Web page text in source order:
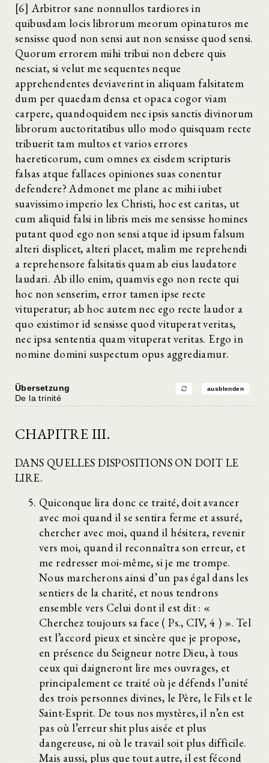
[6] Arbitror sane nonnullos tardiores in
quibusdam locis librorum meorum opinaturos me
sensisse quod non sensi aut non sensisse quod sensi.
Quorum errorem mihi tribui non debere quis
nesciat, si velut me sequentes neque
apprehendentes deviaverint in aliquam falsitatem
dum per quaedam densa et opaca cogor viam
carpere, quandoquidem nec ipsis sanctis divinorum
librorum auctoritatibus ullo modo quisquam recte
tribuerit tam multos et varios errores
haereticorum, cum omnes ex eisdem scripturis
falsas atque fallaces opiniones suas conentur
defendere? Admonet me plane ac mihi iubet
suavissimo imperio lex Christi, hoc est caritas, ut
cum aliquid falsi in libris meis me sensisse homines
putant quod ego non sensi atque id ipsum falsum
alteri displicet, alteri placet, malim me reprehendi
a reprehensore falsitatis quam ab eius laudatore
laudari. Ab illo enim, quamvis ego non recte qui
hoc non senserim, error tamen ipse recte
vituperatur; ab hoc autem nec ego recte laudor a
quo existimor id sensisse quod vituperat veritas,
nec ipsa sententia quam vituperat veritas. Ergo in
nomine domini suspectum opus aggrediamur.
Übersetzung ausblenden
De la trinité
CHAPITRE III.
DANS QUELLES DISPOSITIONS ON DOIT LE
LIRE.
Quiconque lira donc ce traité, doit avancer
avec moi quand il se sentira ferme et assuré,
chercher avec moi, quand il hésitera, revenir
vers moi, quand il reconnaîtra son erreur, et
me redresser moi-même, si je me trompe.
Nous marcherons ainsi d’un pas égal dans les
sentiers de la charité, et nous tendrons
ensemble vers Celui dont il est dit : «
Cherchez toujours sa face ( Ps., CIV, 4 ) ». Tel
est l’accord pieux et sincère que je propose,
en présence du Seigneur notre Dieu, à tous
ceux qui daigneront lire mes ouvrages, et
principalement ce traité où je défends l’unité
des trois personnes divines, le Père, le Fils et le
Saint-Esprit. De tous nos mystères, il n’en est
pas où l’erreur shit plus aisée et plus
dangereuse, ni où le travail soit plus difficile.
Mais aussi, plus que tout autre, il est fécond